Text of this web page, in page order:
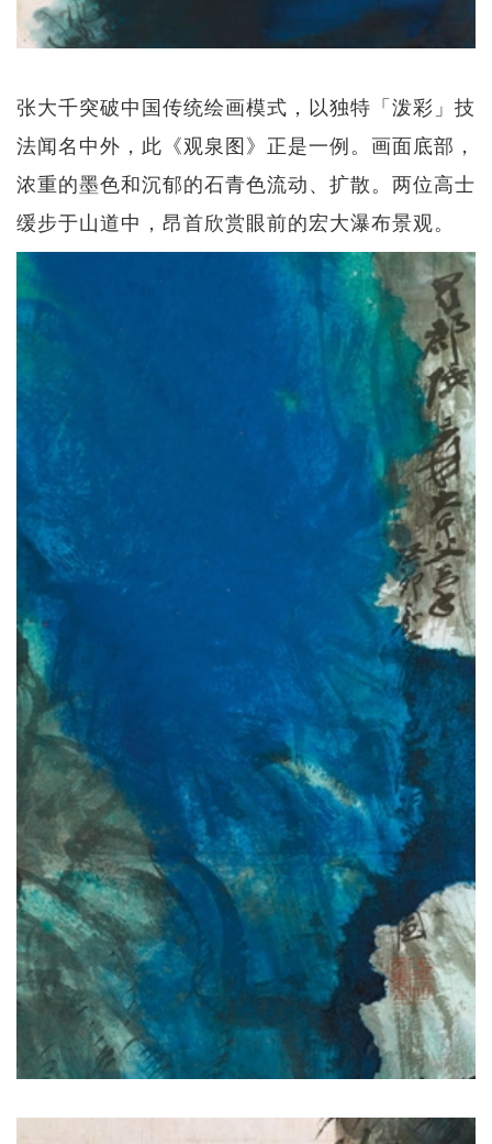
张大千突破中国传统绘画模式，以独特「泼彩」技
法闻名中外，此《观泉图》正是一例。画面底部，
浓重的墨色和沉郁的石青色流动、扩散。两位高士
缓步于山道中，昂首欣赏眼前的宏大瀑布景观。